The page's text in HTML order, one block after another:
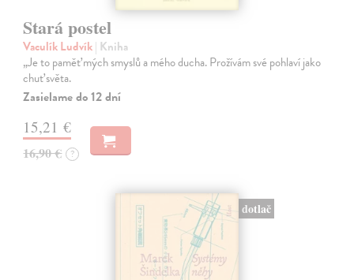
Stará postel
Vaculík Ludvík| Kniha
„Je to paměť mých smyslů a mého ducha. Prožívám své pohlaví jako
chuť světa.
Zasielame do 12 dní
15,21 €
16,90 € ?
dotlač